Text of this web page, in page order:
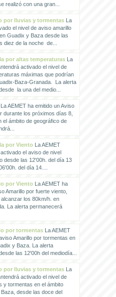
realizó con una gran...
por lluvias y tormentasLa
el nivel de aviso amarillo
Guadix y Baza desde las
diez de la noche de...
por altas temperaturasLa
activado el nivel de
máximas que podrían
Baza-Granada. La alerta
la una del medio...
AEMET ha emitido un Aviso
durante los próximos días 8,
el ámbito de geográfico de
por VientoLa AEMET
el aviso de nivel
desde las 12'00h. del día 13
del día 14....
por VientoLa AEMET ha
Amarillo por fuerte viento,
los 80km/h. en
La alerta permanecerá
por tormentasLa AEMET
Amarillo por tormentas en
y Baza. La alerta
las 12'00h del mediodía...
por lluvias y tormentasLa
activado el nivel de
y tormentas en el ámbito
desde las doce del